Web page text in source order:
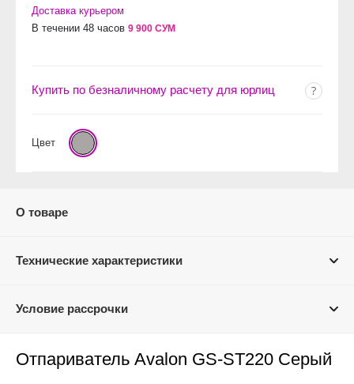
Доставка курьером
В течении 48 часов 9 900 СУМ
Купить по безналичному расчету для юрлиц
Цвет
О товаре
Технические характеристики
Условие рассрочки
Отпариватель Avalon GS-ST220 Серый